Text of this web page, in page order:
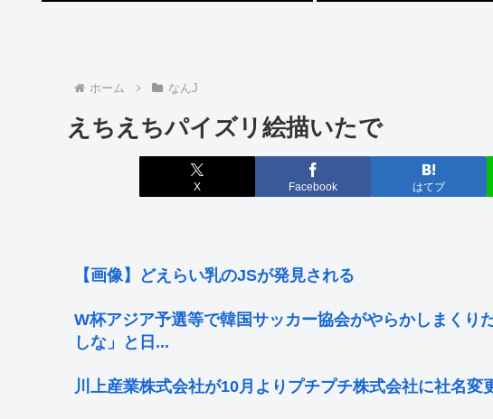
ホーム なんJ
えちえちパイズリ絵描いたで
X Facebook はてブ
【画像】どえらい乳のJSが発見される
W杯アジア予選等で韓国サッカー協会がやらかしまくり
しな」と日...
川上産業株式会社が10月よりプチプチ株式会社に社名変